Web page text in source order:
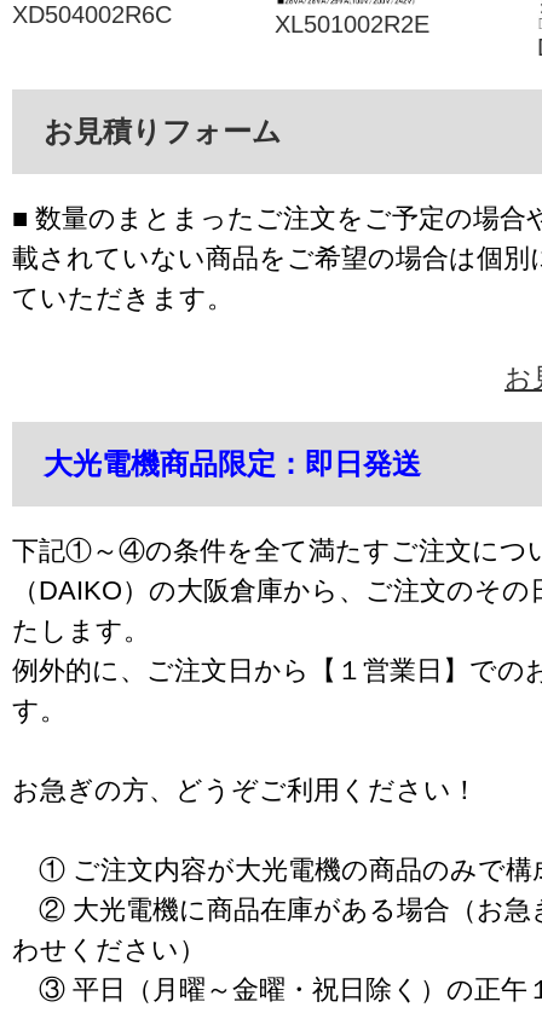
XD504002R6C
XL501002R2E
お見積りフォーム
■ 数量のまとまったご注文をご予定の場合
載されていない商品をご希望の場合は個別
ていただきます。
お
大光電機商品限定：即日発送
下記①～④の条件を全て満たすご注文につ
（DAIKO）の大阪倉庫から、ご注文のそ
たします。
例外的に、ご注文日から【１営業日】での
す。
お急ぎの方、どうぞご利用ください！
① ご注文内容が大光電機の商品のみで構
② 大光電機に商品在庫がある場合（お急
わせください）
③ 平日（月曜～金曜・祝日除く）の正午